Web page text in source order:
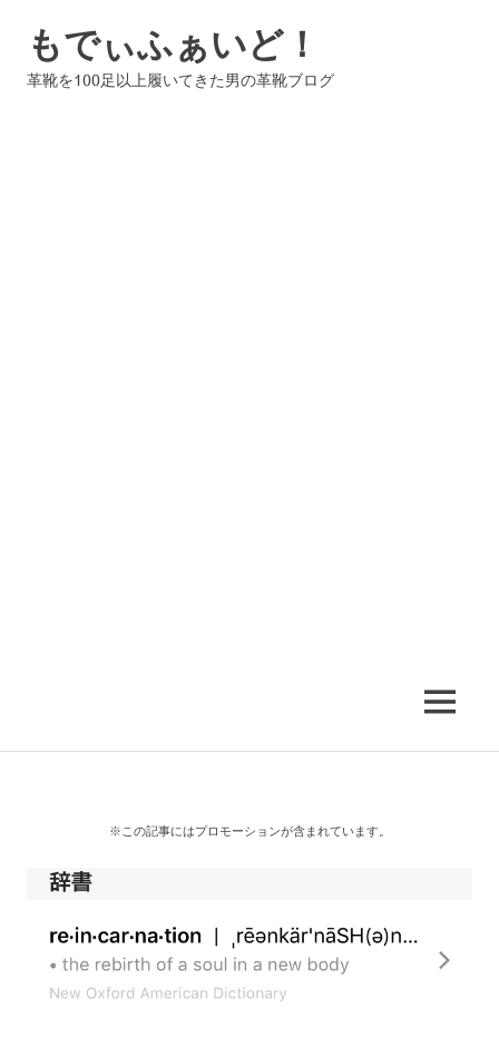
もでぃふぁいど！
革靴を100足以上履いてきた男の革靴ブログ
MENU
※この記事にはプロモーションが含まれています。